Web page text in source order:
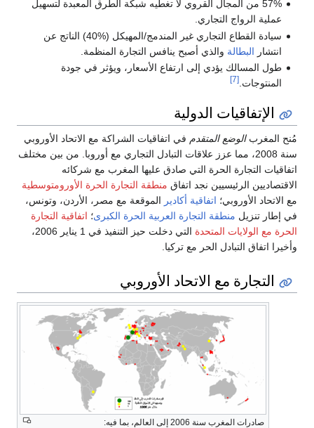
57% من المجال القروي لا تغطيه شبكة الطرق المعبدة لتسهيل
عملية الرواج التجاري.
سيادة القطاع التجاري غير المندمج/المهيكل (%40) الناتج عن
انتشار البطالة والذي أصبح ينافس التجارة المنظمة.
طول المسالك يؤدي إلى ارتفاع الأسعار، ويؤثر في جودة
المنتوجات.[7]
الإتفاقيات الدولية
مُنح المغربالوضع المتقدم في اتفاقيات الشراكة مع الاتحاد الأوروبي
سنة 2008، مما عزز علاقات التبادل التجاري مع أوروبا. من بين مختلف
اتفاقيات التجارة الحرة التي صادق عليها المغرب مع شركائه
الاقتصاديين الرئيسيين نجد اتفاق منطقة التجارة الحرة الأورومتوسطية
مع الاتحاد الأوروبي؛ اتفاقية أكادير الموقعة مع مصر، الأردن، وتونس،
في إطار تنزيل منطقة التجارة العربية الحرة الكبرى؛ اتفاقية التجارة
الحرة مع الولايات المتحدة
التي دخلت حيز التنفيذ في 1 يناير 2006،
وأخيرا اتفاق التبادل الحر مع تركيا.
التجارة مع الاتحاد الأوروبي
صادرات المغرب سنة 2006 إلى العالم، بما فيه: